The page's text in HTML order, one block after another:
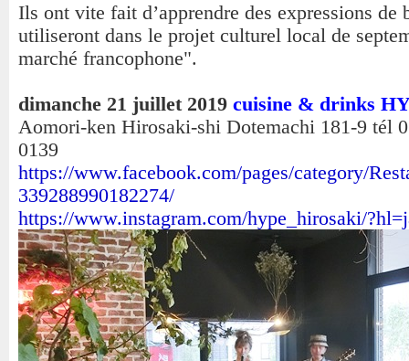
Ils ont vite fait d’apprendre des expressions de
utiliseront dans le projet culturel local de
marché francophone".
dimanche 21 juillet 2019 cuisine & drinks
Aomori-ken Hirosaki-shi Dotemachi 181-9 tél
0139
https://www.facebook.com/pages/category/
339288990182274/
https://www.instagram.com/hype_hirosaki/